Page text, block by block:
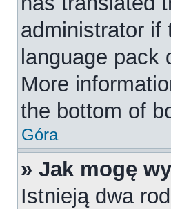
administrator if
language
More
the bottom of
Góra
» Jak mogę
Istnieją dwa